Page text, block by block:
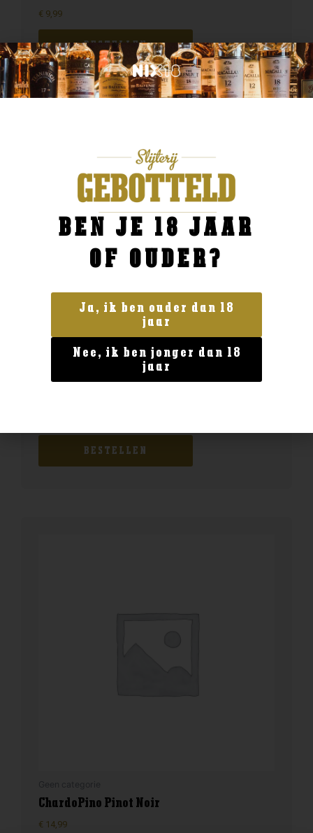
€ 9,99
BESTELLEN
Geen categorie
BESTELLEN
ChardoPino Pinot Noir
€ 14,99
BEN JE 18 JAAR
OF OUDER?
Ja, ik ben ouder dan 18
jaar
Nee, ik ben jonger dan 18
jaar